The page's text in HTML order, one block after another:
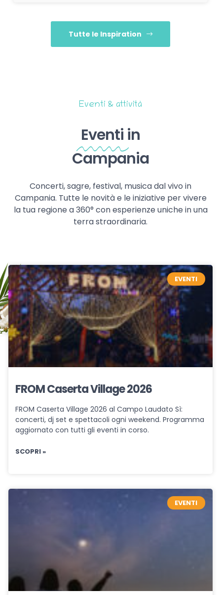
Tutte le Inspiration
Eventi & attività
Eventi in
Campania
Concerti, sagre, festival, musica dal vivo in
Campania. Tutte le novità e le iniziative per vivere
la tua regione a 360° con esperienze uniche in una
terra straordinaria.
EVENTI
FROM Caserta Village 2026
FROM Caserta Village 2026 al Campo Laudato Sì:
concerti, dj set e spettacoli ogni weekend. Programma
aggiornato con tutti gli eventi in corso.
SCOPRI »
EVENTI